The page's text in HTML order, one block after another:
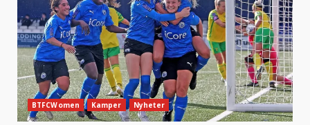
BTFCWomen Kamper Nyheter